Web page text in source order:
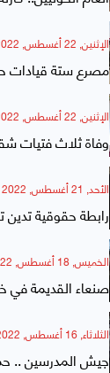
الإثنين, 22 أغسطس, 2022
مصرع ستة قيادات
الإثنين, 22 أغسطس, 2022
وفاة ثلاث فتيات
الأحد, 21 أغسطس, 2022
رابطة حقوقية تدين تعرض 15 مختطف في سجن مخابرات صنعاء
الخميس, 18 أغسطس, 2022
صنعاء القديمة في
الثلاثاء, 16 أغسطس, 2022
جيش المدرسين ..